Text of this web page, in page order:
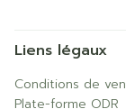
Liens légaux
Conditions de
Plate-forme ODR